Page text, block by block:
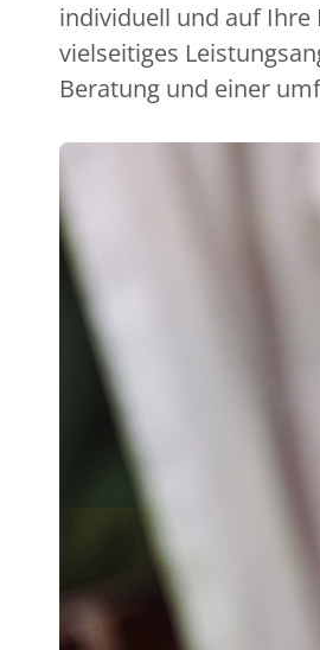
individuell und auf Ihre
vielseitiges
Beratung und einer